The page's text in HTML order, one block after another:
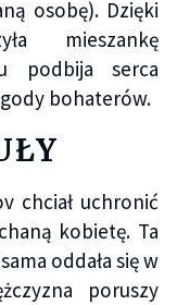
osobę). Dzięki
mieszankę
podbija serca
bohaterów.
chciał uchronić
kobietę. Ta
oddała się w
poruszy